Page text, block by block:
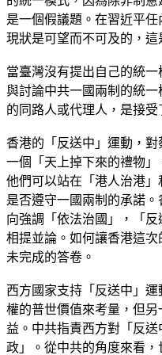
是一個假議題。在習近平
現狀是可望而不可及的，這
當臺灣沒有提出自己的統
與討論中共一國兩制的統
的同路人或代理人，是接受
香港的「反送中」運動，
一個「天上掉下來的禮物」
他們可以站在「港人治港
是否遵守一國兩制的承諾
向強調「依法治國」，「
相提並論。如何讓香港這
未完成的答卷。
西方國家支持「反送中」
權的普世價值來考量，但另
益。中共指責西方對「反
政」。從中共的角度來看